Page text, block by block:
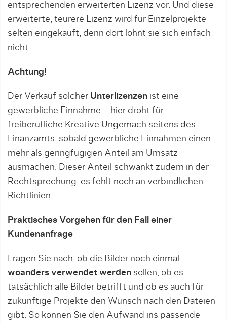
entsprechenden erweiterten Lizenz vor. Und diese
erweiterte, teurere Lizenz wird für Einzelprojekte
selten eingekauft, denn dort lohnt sie sich einfach
nicht.
Achtung!
Der Verkauf solcher Unterlizenzen ist eine
gewerbliche Einnahme – hier droht für
freiberufliche Kreative Ungemach seitens des
Finanzamts, sobald gewerbliche Einnahmen einen
mehr als geringfügigen Anteil am Umsatz
ausmachen. Dieser Anteil schwankt zudem in der
Rechtsprechung, es fehlt noch an verbindlichen
Richtlinien.
Praktisches Vorgehen für den Fall einer
Kundenanfrage
Fragen Sie nach, ob die Bilder noch einmal
woanders verwendet werden sollen, ob es
tatsächlich alle Bilder betrifft und ob es auch für
zukünftige Projekte den Wunsch nach den Dateien
gibt. So können Sie den Aufwand ins passende